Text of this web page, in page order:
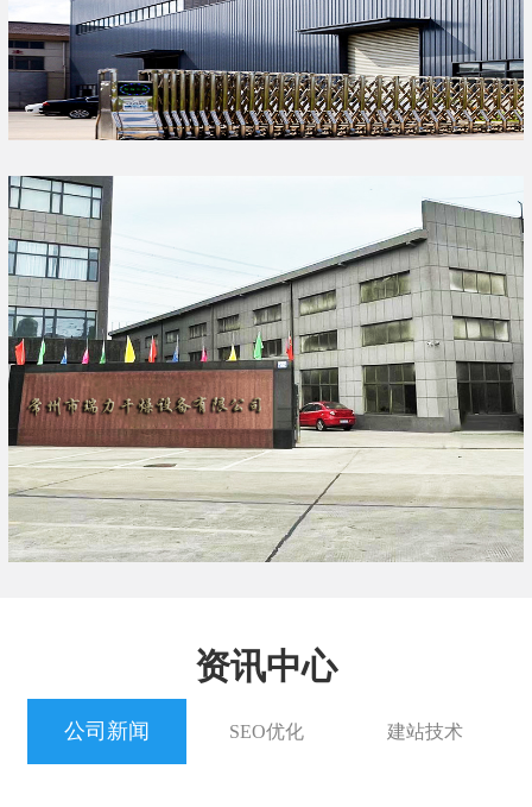
资讯中心
建站技术
SEO优化
公司新闻